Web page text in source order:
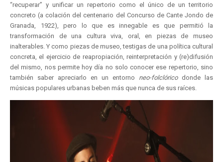
“recuperar” y unificar un repertorio como el único de un territorio
concreto (a colación del centenario del Concurso de Cante Jondo de
Granada, 1922), pero lo que es innegable es que permitió la
transformación de una cultura viva, oral, en piezas de museo
inalterables. Y como piezas de museo, testigas de una política cultural
concreta, el ejercicio de reapropiación, reinterpretación y (re)difusión
del mismo, nos permite hoy día no solo conocer ese repertorio, sino
también saber apreciarlo en un entorno neo-folclóricodonde las
músicas populares urbanas beben más que nunca de sus raíces.